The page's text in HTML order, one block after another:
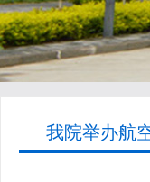
我院举办航